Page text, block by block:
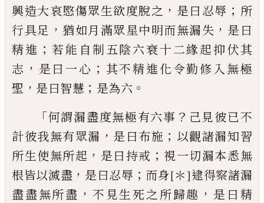
興造大哀愍傷眾生欲度脫之 ， 是曰忍辱 ； 所
行具足 ，猶如月 滿眾星中明而無漏失 ， 是曰
精進 ； 若能自制五陰六衰十二緣起抑伏其
志 ， 是曰一心 ； 其不精進化令勤修入無極
聖 ， 是曰智慧 ； 是為六 。
「何謂漏盡度無極有六事 ？ 己 見彼已不
計彼我無有眾漏 ， 是曰布施 ； 以觀諸漏知習
所生使無所起 ， 是曰持戒 ； 視一切漏本悉無
根皆以滅盡 ， 是曰忍辱 ； 而身[＊]逮得察諸漏
盡盡無所盡 ， 不見生死之所歸趣 ， 是曰精